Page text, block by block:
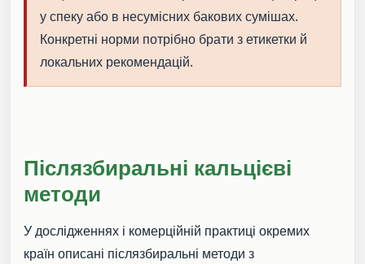
у спеку або в несумісних бакових сумішах.
Конкретні норми потрібно брати з етикетки й
локальних рекомендацій.
Післязбиральні кальцієві
методи
У дослідженнях і комерційній практиці окремих
країн описані післязбиральні методи з